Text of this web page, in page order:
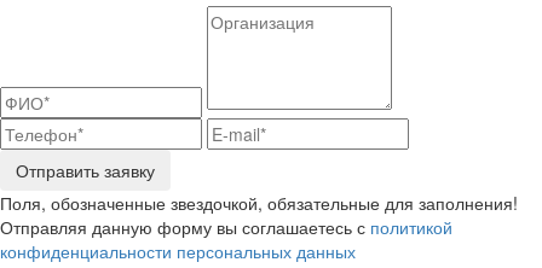
Отправить заявку
Поля, обозначенные звездочкой, обязательные для заполнения!
Отправляя данную форму вы соглашаетесь с политикой
конфиденциальности персональных данных